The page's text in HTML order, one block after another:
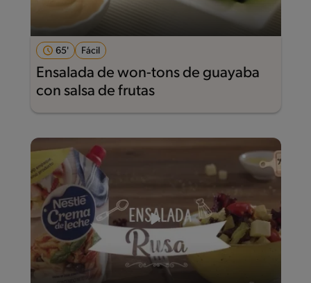
65' Fácil
Ensalada de won-tons de guayaba
con salsa de frutas